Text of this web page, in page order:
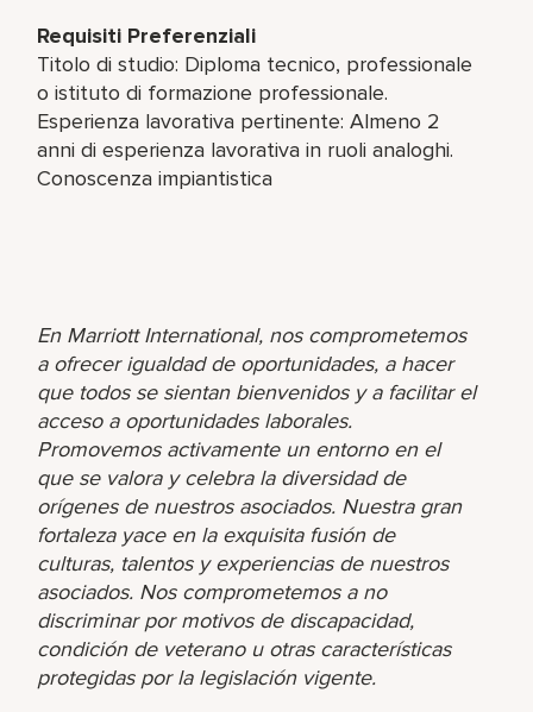
Requisiti Preferenziali
Titolo di studio: Diploma tecnico, professionale
o istituto di formazione professionale.
Esperienza lavorativa pertinente: Almeno 2
anni di esperienza lavorativa in ruoli analoghi.
Conoscenza impiantistica
En Marriott International, nos comprometemos
a ofrecer igualdad de oportunidades, a hacer
que todos se sientan bienvenidos y a facilitar el
acceso a oportunidades laborales.
Promovemos activamente un entorno en el
que se valora y celebra la diversidad de
orígenes de nuestros asociados. Nuestra gran
fortaleza yace en la exquisita fusión de
culturas, talentos y experiencias de nuestros
asociados. Nos comprometemos a no
discriminar por motivos de discapacidad,
condición de veterano u otras características
protegidas por la legislación vigente.